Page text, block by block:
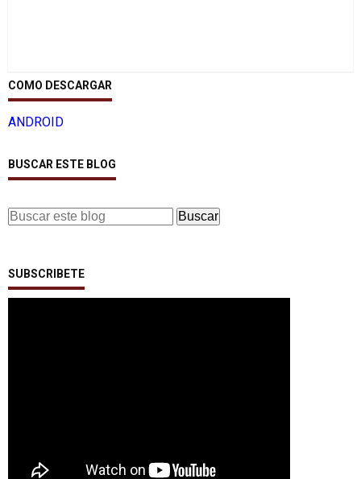
COMO DESCARGAR
ANDROID
BUSCAR ESTE BLOG
SUBSCRIBETE